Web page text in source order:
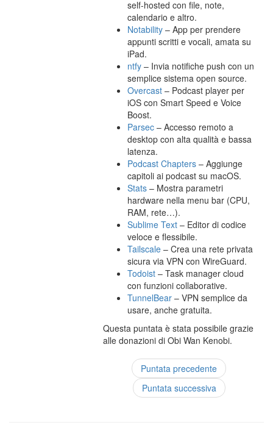
self-hosted con file, note,
calendario e altro.
Notability – App per prendere
appunti scritti e vocali, amata su
iPad.
ntfy – Invia notifiche push con un
semplice sistema open source.
Overcast – Podcast player per
iOS con Smart Speed e Voice
Boost.
Parsec – Accesso remoto a
desktop con alta qualità e bassa
latenza.
Podcast Chapters – Aggiunge
capitoli ai podcast su macOS.
Stats – Mostra parametri
hardware nella menu bar (CPU,
RAM, rete…).
Sublime Text – Editor di codice
veloce e flessibile.
Tailscale – Crea una rete privata
sicura via VPN con WireGuard.
Todoist – Task manager cloud
con funzioni collaborative.
TunnelBear – VPN semplice da
usare, anche gratuita.
Questa puntata è stata possibile grazie
alle donazioni di Obi Wan Kenobi.
Puntata precedente
Puntata successiva